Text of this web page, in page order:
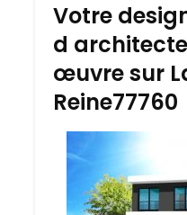
Votre
d
œuvre sur
Reine77760